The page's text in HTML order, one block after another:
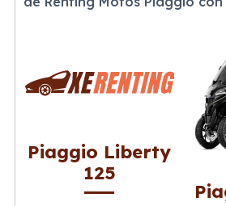
Piaggio Liberty
125